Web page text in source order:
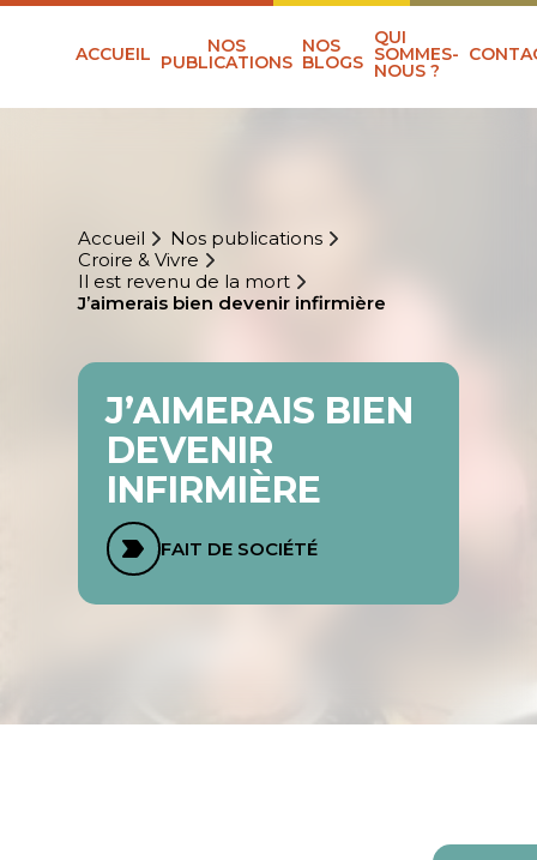
ACCUEIL NOS
PUBLICATIONS
NOS
BLOGS
QUI
SOMMES-
NOUS ?
Accueil
Nos publications
Croire & Vivre
Il est revenu de la mort
J’aimerais bien devenir infirmière
J’AIMERAIS BIEN
DEVENIR
INFIRMIÈRE
FAIT DE SOCIÉTÉ